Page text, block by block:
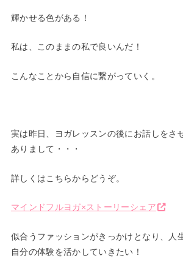
輝かせる色がある！
私は、このままの私で良いんだ！
こんなことから自信に繋がっていく。
実は昨日、ヨガレッスンの後にお話しをさ
ありまして・・・
詳しくはこちらからどうぞ。
マインドフルヨガ×ストーリーシェア
似合うファッションがきっかけとなり、人
自分の体験を活かしていきたい！